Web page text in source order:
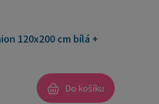
120x200 cm bílá +
Do košíku